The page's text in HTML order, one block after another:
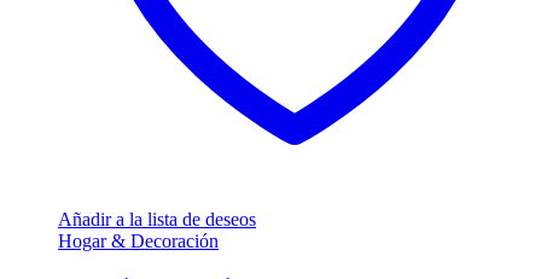
Añadir a la lista de deseos
Hogar & Decoración